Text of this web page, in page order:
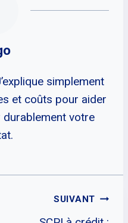
simplement
et coûts pour aider
votre
SUIVANT